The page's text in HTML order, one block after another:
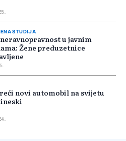
STUDIJA
u javnim
Žene preduzetnice
novi automobil na svijetu